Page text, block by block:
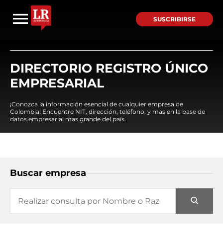
SUSCRIBIRSE
DIRECTORIO REGISTRO ÚNICO
EMPRESARIAL
¡Conozca la información esencial de cualquier empresa de
Colombia! Encuentre NIT, dirección, teléfono, y mas en la base de
datos empresarial mas grande del país.
Buscar empresa